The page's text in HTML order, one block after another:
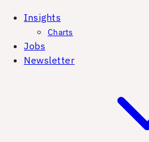
Insights
Charts
Jobs
Newsletter